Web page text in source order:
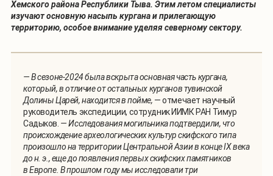
Хемского района Республики Тыва. Этим летом специалисты
изучают основную насыпь кургана и прилегающую
территорию, особое внимание уделяя северному сектору.
— В сезоне-2024 была вскрыта основная часть кургана,
который, в отличие от остальных курганов тувинской
Долины Царей, находится в пойме, — отмечает научный
руководитель экспедиции, сотрудник ИИМК РАН Тимур
Садыков. — Исследования могильника подтвердили, что
происхождение археологических культур скифского типа
произошло на территории Центральной Азии в конце IX века
до н. э., еще до появления первых скифских памятников
в Европе. В прошлом году мы исследовали три